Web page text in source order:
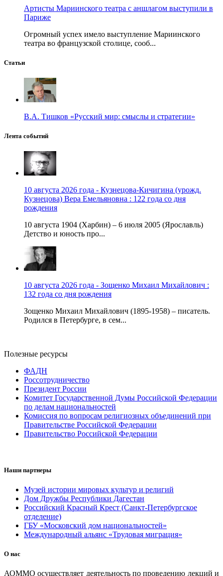
Артисты Мариинского театра с аншлагом выступили в
Париже
Огромный успех имело выступление Мариинского
театра во французской столице, сооб...
Статьи
В.А. Тишков «Русский мир: смыслы и стратегии»
Лента событий
10 августа 2026 года - Кузнецова-Кичигина (урожд.
Кузнецова) Вера Емельяновна : 122 года со дня
рождения
10 августа 1904 (Харбин) – 6 июля 2005 (Ярославль)
Детство и юность про...
10 августа 2026 года - Зощенко Михаил Михайлович :
132 года со дня рождения
Зощенко Михаил Михайлович (1895-1958) – писатель.
Родился в Петербурге, в сем...
Полезные ресурсы
ФАДН
Россотрудничество
Президент России
Комитет Государственной Думы Российской Федерации
по делам национальностей
Комиссия по вопросам религиозных объединений при
Правительстве Российской Федерации
Правительство Российской Федерации
Наши партнеры
Музей истории мировых культур и религий
Дом Дружбы Республики Дагестан
Российский Красный Крест (Санкт-Петербургское
отделение)
ГБУ «Московский дом национальностей»
Международный альянс «Трудовая миграция»
О нас
АОММО осуществляет деятельность по проведению лекций и